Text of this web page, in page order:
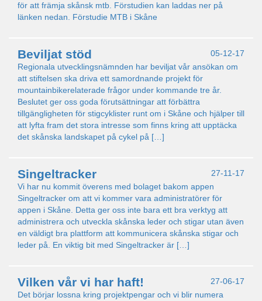
för att främja skånsk mtb. Förstudien kan laddas ner på
länken nedan. Förstudie MTB i Skåne
05-12-17
Beviljat stöd
Regionala utvecklingsnämnden har beviljat vår ansökan om
att stiftelsen ska driva ett samordnande projekt för
mountainbikerelaterade frågor under kommande tre år.
Beslutet ger oss goda förutsättningar att förbättra
tillgängligheten för stigcyklister runt om i Skåne och hjälper till
att lyfta fram det stora intresse som finns kring att upptäcka
det skånska landskapet på cykel på […]
27-11-17
Singeltracker
Vi har nu kommit överens med bolaget bakom appen
Singeltracker om att vi kommer vara administratörer för
appen i Skåne. Detta ger oss inte bara ett bra verktyg att
administrera och utveckla skånska leder och stigar utan även
en väldigt bra plattform att kommunicera skånska stigar och
leder på. En viktig bit med Singeltracker är […]
27-06-17
Vilken vår vi har haft!
Det börjar lossna kring projektpengar och vi blir numera